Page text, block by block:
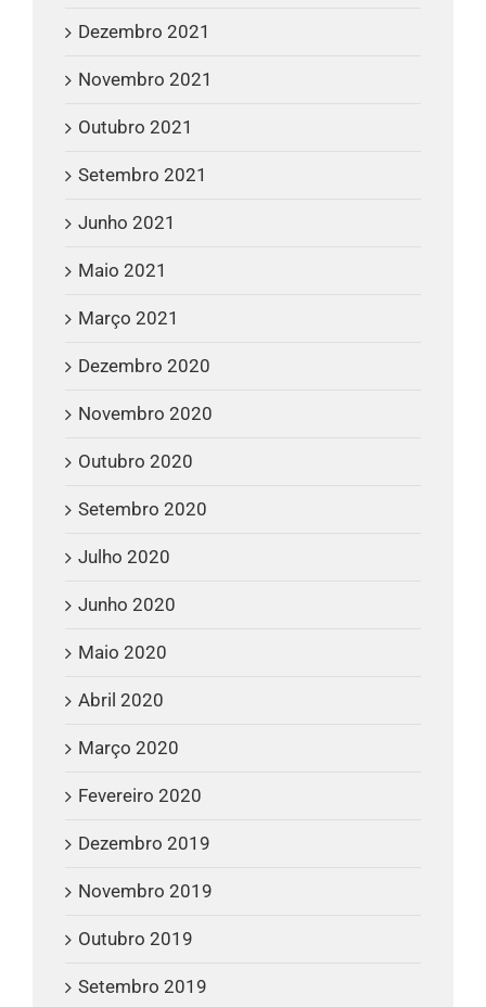
Dezembro 2021
Novembro 2021
Outubro 2021
Setembro 2021
Junho 2021
Maio 2021
Março 2021
Dezembro 2020
Novembro 2020
Outubro 2020
Setembro 2020
Julho 2020
Junho 2020
Maio 2020
Abril 2020
Março 2020
Fevereiro 2020
Dezembro 2019
Novembro 2019
Outubro 2019
Setembro 2019